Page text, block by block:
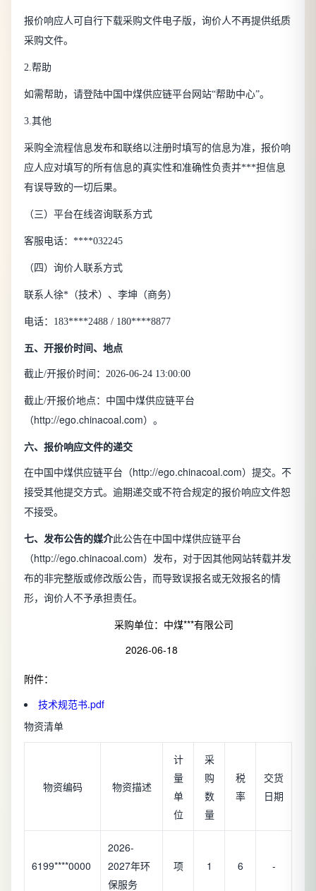
报价响应人可自行下载采购文件电子版，询价人不再提供纸质
采购文件。
2.帮助
如需帮助，请登陆中国中煤供应链平台网站“帮助中心”。
3.其他
采购全流程信息发布和联络以注册时填写的信息为准，报价响
应人应对填写的所有信息的真实性和准确性负责并***担信息
有误导致的一切后果。
（三）平台在线咨询联系方式
客服电话：****032245
（四）询价人联系方式
联系人徐*（技术）、李坤（商务）
电话：183****2488 / 180****8877
五、开报价时间、地点
截止/开报价时间：2026-06-24 13:00:00
截止/开报价地点：中国中煤供应链平台
（http://ego.chinacoal.com）。
六、报价响应文件的递交
在中国中煤供应链平台（http://ego.chinacoal.com）提交。不
接受其他提交方式。逾期递交或不符合规定的报价响应文件恕
不接受。
七、发布公告的媒介此公告在中国中煤供应链平台
（http://ego.chinacoal.com）发布，对于因其他网站转载并发
布的非完整版或修改版公告，而导致误报名或无效报名的情
形，询价人不予承担责任。
采购单位：中煤***有限公司
2026-06-18
附件：
技术规范书.pdf
物资清单
物资编码 物资描述
计
量
单
位
采
购
数
量
税
率
交货
日期
6199****0000
2026-
2027年环
保服务
项 1 6 -